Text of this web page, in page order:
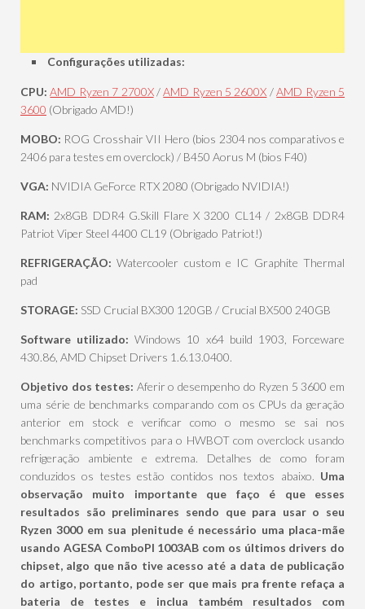
Configurações utilizadas:
CPU: AMD Ryzen 7 2700X/AMD Ryzen 5 2600X /AMD Ryzen 5
3600 (Obrigado AMD!)
MOBO: ROG Crosshair VII Hero (bios 2304 nos comparativos e
2406 para testes em overclock) / B450 Aorus M (bios F40)
VGA: NVIDIA GeForce RTX 2080 (Obrigado NVIDIA!)
RAM: 2x8GB DDR4 G.Skill Flare X 3200 CL14 / 2x8GB DDR4
Patriot Viper Steel 4400 CL19 (Obrigado Patriot!)
REFRIGERAÇÃO:Watercooler custom e IC Graphite Thermal
pad
STORAGE: SSD Crucial BX300 120GB / Crucial BX500 240GB
Software utilizado:Windows 10 x64 build 1903, Forceware
430.86, AMD Chipset Drivers 1.6.13.0400.
Objetivo dos testes: Aferir o desempenho do Ryzen 5 3600 em
uma série de benchmarks comparando com os CPUs da geração
anterior em stock e verificar como o mesmo se sai nos
benchmarks competitivos para o HWBOT com overclock usando
refrigeração ambiente e extrema. Detalhes de como foram
conduzidos os testes estão contidos nos textos abaixo. Uma
observação muito importante que faço é que esses
resultados são preliminares sendo que para usar o seu
Ryzen 3000 em sua plenitude é necessário uma placa-mãe
usando AGESA ComboPI 1003AB com os últimos drivers do
chipset, algo que não tive acesso até a data de publicação
do artigo, portanto, pode ser que mais pra frente refaça a
bateria de testes e inclua também resultados com